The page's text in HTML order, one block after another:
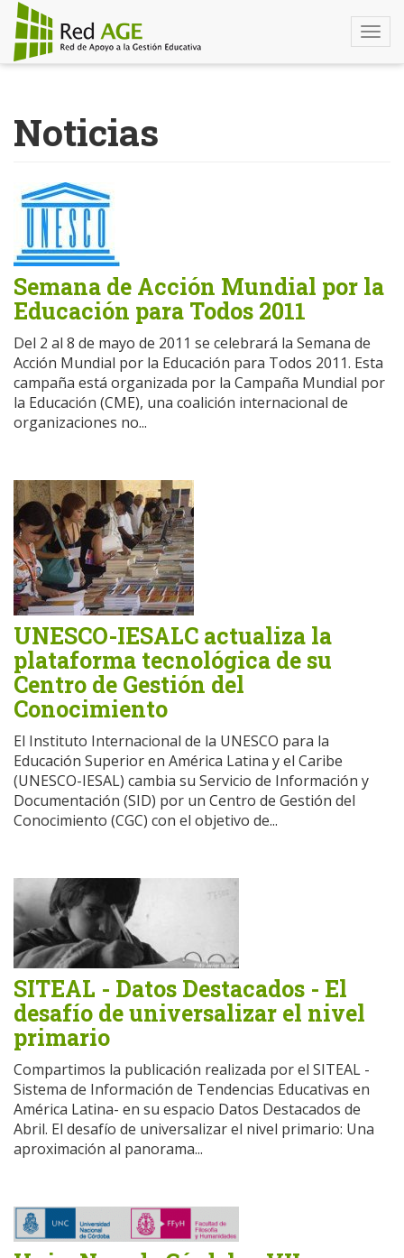
contenido
principal
Noticias
Semana de Acción Mundial por la
Educación para Todos 2011
Del 2 al 8 de mayo de 2011 se celebrará la Semana de
Acción Mundial por la Educación para Todos 2011. Esta
campaña está organizada por la Campaña Mundial por
la Educación (CME), una coalición internacional de
organizaciones no...
UNESCO-IESALC actualiza la
plataforma tecnológica de su
Centro de Gestión del
Conocimiento
El Instituto Internacional de la UNESCO para la
Educación Superior en América Latina y el Caribe
(UNESCO-IESAL) cambia su Servicio de Información y
Documentación (SID) por un Centro de Gestión del
Conocimiento (CGC) con el objetivo de...
SITEAL - Datos Destacados - El
desafío de universalizar el nivel
primario
Compartimos la publicación realizada por el SITEAL -
Sistema de Información de Tendencias Educativas en
América Latina- en su espacio Datos Destacados de
Abril. El desafío de universalizar el nivel primario: Una
aproximación al panorama...